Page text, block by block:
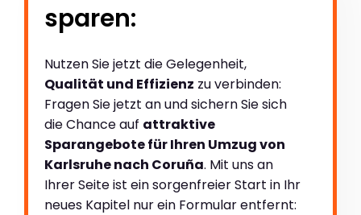
sparen:
Nutzen Sie jetzt die Gelegenheit,
Qualität und Effizienz zu verbinden:
Fragen Sie jetzt an und sichern Sie sich
die Chance auf attraktive
Sparangebote für Ihren Umzug von
Karlsruhe nach Coruña. Mit uns an
Ihrer Seite ist ein sorgenfreier Start in Ihr
neues Kapitel nur ein Formular entfernt: